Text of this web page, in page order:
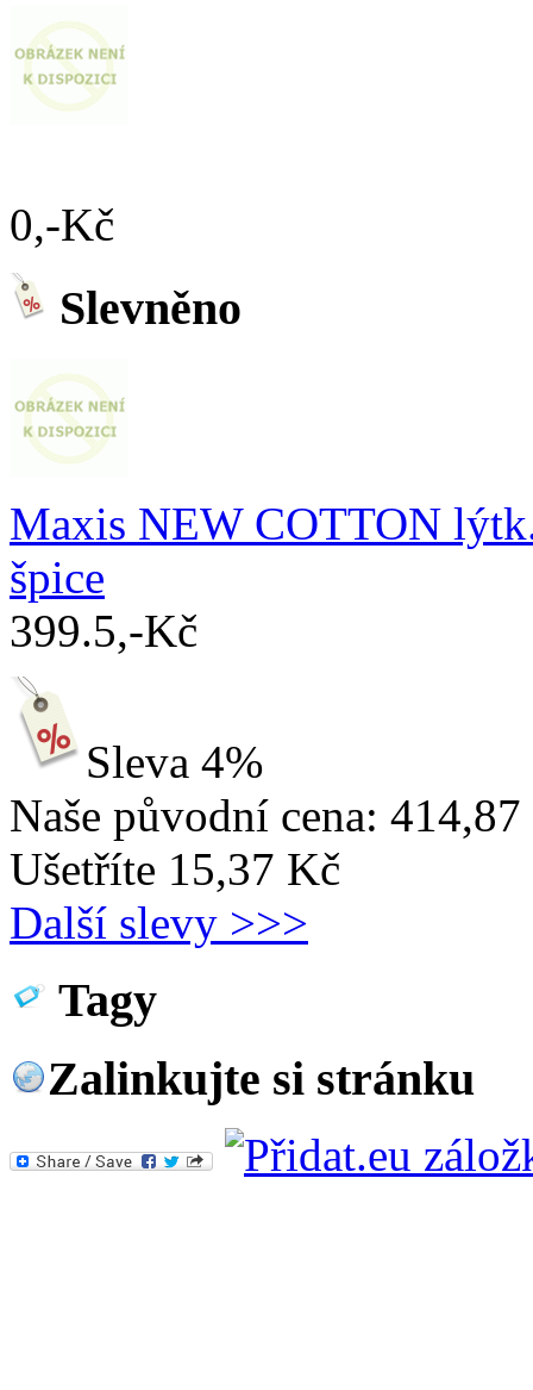
0,-Kč
Slevněno
Maxis NEW COTTON
špice
399.5,-Kč
Sleva 4%
Naše původní cena:
Ušetříte 15,37 Kč
Další slevy >>>
Tagy
Zalinkujte si stránku